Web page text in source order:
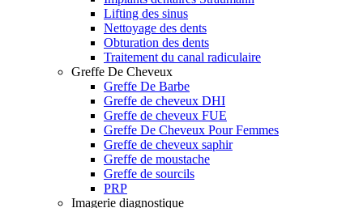
Lifting des sinus
Nettoyage des dents
Obturation des dents
Traitement du canal radiculaire
Greffe De Cheveux
Greffe De Barbe
Greffe de cheveux DHI
Greffe de cheveux FUE
Greffe De Cheveux Pour Femmes
Greffe de cheveux saphir
Greffe de moustache
Greffe de sourcils
PRP
Imagerie diagnostique